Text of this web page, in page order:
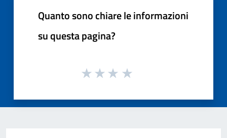
Quanto sono chiare le informazioni
su questa pagina?